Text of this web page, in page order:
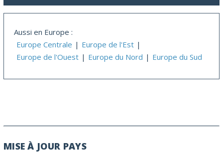
Aussi en Europe :
Europe Centrale
Europe de l'Est
Europe de l'Ouest
Europe du Nord Europe du Sud
MISE À JOUR PAYS